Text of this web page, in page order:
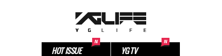
HOT ISSUE YG TV